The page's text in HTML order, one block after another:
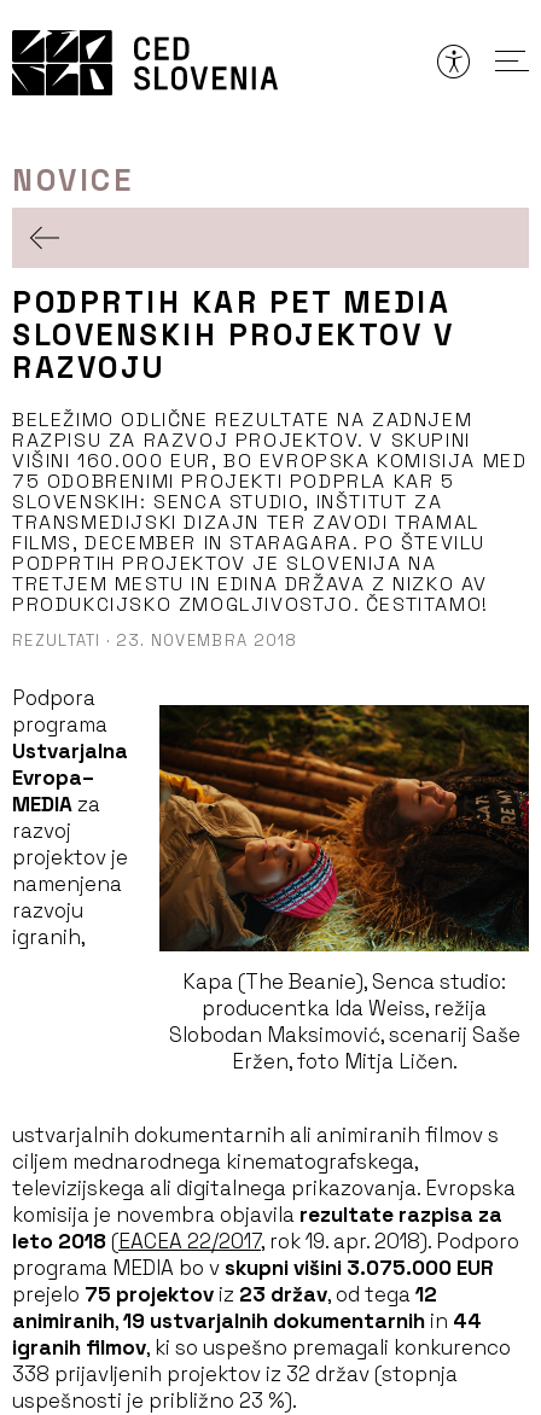
to
vsebine
NOVICE
PODPRTIH KAR PET MEDIA
SLOVENSKIH PROJEKTOV V
RAZVOJU
BELEŽIMO ODLIČNE REZULTATE NA ZADNJEM
RAZPISU ZA RAZVOJ PROJEKTOV. V SKUPINI
VIŠINI 160.000 EUR, BO EVROPSKA KOMISIJA MED
75 ODOBRENIMI PROJEKTI PODPRLA KAR 5
SLOVENSKIH: SENCA STUDIO, INŠTITUT ZA
TRANSMEDIJSKI DIZAJN TER ZAVODI TRAMAL
FILMS, DECEMBER IN STARAGARA. PO ŠTEVILU
PODPRTIH PROJEKTOV JE SLOVENIJA NA
TRETJEM MESTU IN EDINA DRŽAVA Z NIZKO AV
PRODUKCIJSKO ZMOGLJIVOSTJO. ČESTITAMO!
REZULTATI · 23. NOVEMBRA 2018
Kapa (The Beanie), Senca studio:
producentka Ida Weiss, režija
Slobodan Maksimović, scenarij Saše
Eržen, foto Mitja Ličen.
Podpora
programa
Ustvarjalna
Evropa–
MEDIAza
razvoj
projektov je
namenjena
razvoju
igranih,
ustvarjalnih dokumentarnih ali animiranih filmov s
ciljem mednarodnega kinematografskega,
televizijskega ali digitalnega prikazovanja. Evropska
komisija je novembra objavila rezultate razpisa za
leto 2018(EACEA 22/2017, rok 19. apr. 2018). Podporo
programa MEDIA bo vskupni višini 3.075.000 EUR
prejelo 75 projektov iz 23 držav, od tega12
animiranih,19 ustvarjalnih dokumentarnih in 44
igranih filmov, ki so uspešno premagali konkurenco
338 prijavljenih projektov iz 32 držav (stopnja
uspešnosti je približno 23 %).